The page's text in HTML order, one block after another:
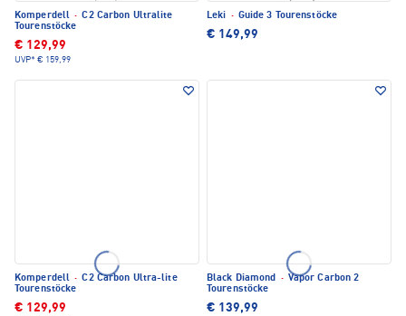
Komperdell · C2 Carbon Ultralite
Tourenstöcke
€ 129,99
UVP* € 159,99
Leki · Guide 3 Tourenstöcke
€ 149,99
Komperdell · C2 Carbon Ultra-lite
Tourenstöcke
€ 129,99
Black Diamond · Vapor Carbon 2
Tourenstöcke
€ 139,99